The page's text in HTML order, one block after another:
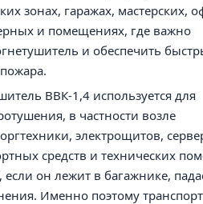
зонах, гаражах, мастерских,
и помещениях, где важно
и обеспечить
ВВК-1,4 используется для
в частности возле
электрощитов,
средств и технических
он лежит в багажнике,
Именно поэтому